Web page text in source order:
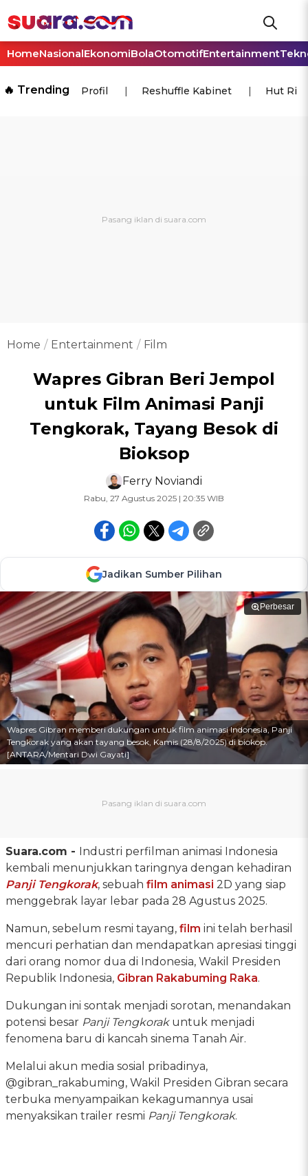
HomeNasionalEkonomiBolaOtomotifEntertainment
🔥 Trending Profil Reshuffle Kabinet Hut Ri
Home Entertainment Film
Wapres Gibran Beri Jempol
untuk Film Animasi Panji
Tengkorak, Tayang Besok di
Bioksop
Ferry Noviandi
Rabu, 27 Agustus 2025 | 20:35 WIB
Jadikan Sumber Pilihan
Perbesar
Wapres Gibran memberi dukungan untuk film animasi Indonesia, Panji
Tengkorak yang akan tayang besok, Kamis (28/8/2025) di biokop.
[ANTARA/Mentari Dwi Gayati]
Suara.com - Industri perfilman animasi Indonesia
kembali menunjukkan taringnya dengan kehadiran
Panji Tengkorak, sebuah film animasi 2D yang siap
menggebrak layar lebar pada 28 Agustus 2025.
Namun, sebelum resmi tayang, film ini telah berhasil
mencuri perhatian dan mendapatkan apresiasi tinggi
dari orang nomor dua di Indonesia, Wakil Presiden
Republik Indonesia, Gibran Rakabuming Raka.
Dukungan ini sontak menjadi sorotan, menandakan
potensi besar Panji Tengkorakuntuk menjadi
fenomena baru di kancah sinema Tanah Air.
Melalui akun media sosial pribadinya,
@gibran_rakabuming, Wakil Presiden Gibran secara
terbuka menyampaikan kekagumannya usai
menyaksikan trailer resmi Panji Tengkorak.